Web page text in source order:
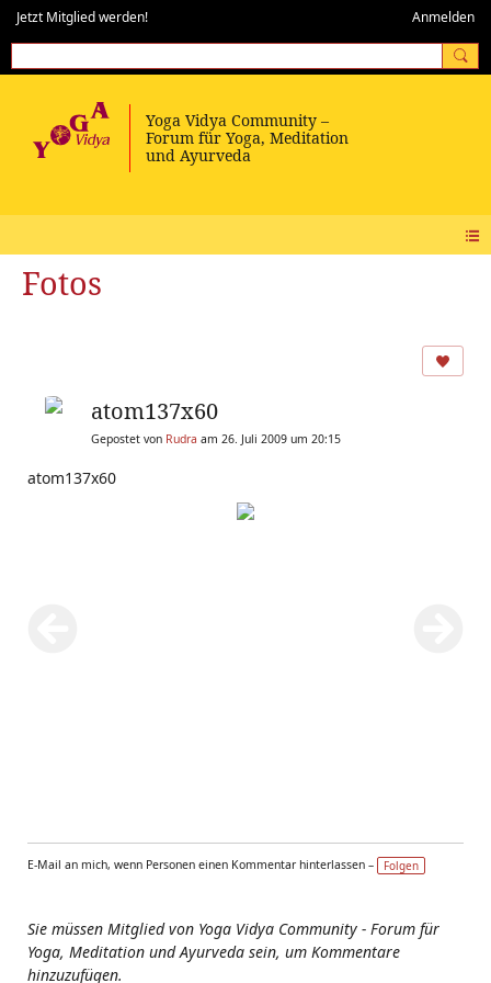
Jetzt Mitglied werden! Anmelden
Fotos
atom137x60
Gepostet von Rudra am 26. Juli 2009 um 20:15
atom137x60
E-Mail an mich, wenn Personen einen Kommentar hinterlassen – Folgen
Sie müssen Mitglied von Yoga Vidya Community - Forum für
Yoga, Meditation und Ayurveda sein, um Kommentare
hinzuzufügen.